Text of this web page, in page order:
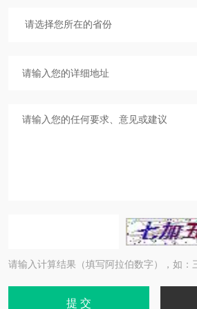
请输入计算结果（填写阿拉伯数字），如：